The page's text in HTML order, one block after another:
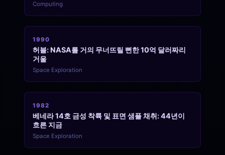
Computing
1990
허블: NASA를 거의 무너뜨릴 뻔한 10억 달러짜리
거울
Space Exploration
1982
베네라 14호 금성 착륙 및 표면 샘플 채취: 44년이
흐른 지금
Space Exploration